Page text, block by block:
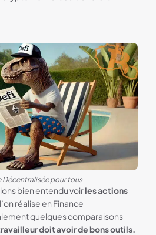
Décentralisée pour tous
bien entendu voirles actions
réalise en Finance
quelques comparaisons
doit avoir de bons outils.